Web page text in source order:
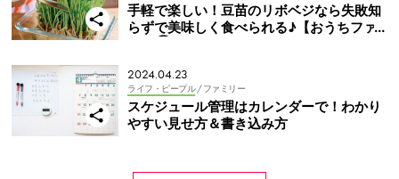
手軽で楽しい！豆苗のリボベジなら失敗知
らずで美味しく食べられる♪【おうちファ
2024.04.23
ライフ・ピープル / ファミリー
スケジュール管理はカレンダーで！わかり
やすい見せ方＆書き込み方